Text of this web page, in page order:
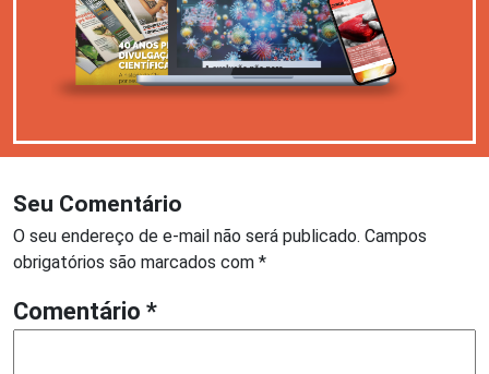
Seu Comentário
O seu endereço de e-mail não será publicado. Campos
obrigatórios são marcados com *
Comentário *